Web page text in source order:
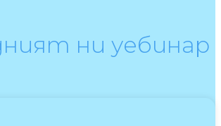
ни уебинар